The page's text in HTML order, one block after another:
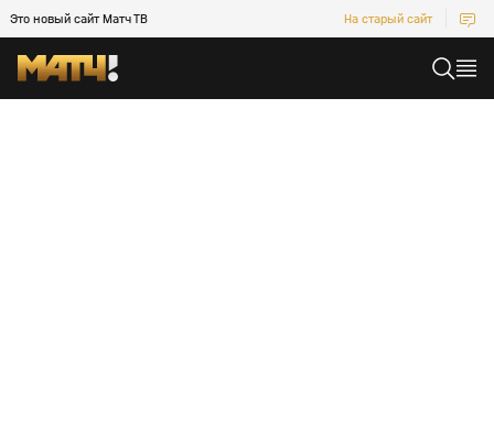
Это новый сайт Матч ТВ На старый сайт